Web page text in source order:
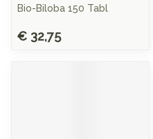
Bio-Biloba 150 Tabl
€ 32,75